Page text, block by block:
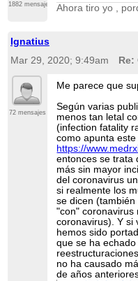
1882 mensajes Ahora tiro yo ,
Ignatius
Mar 29, 2020; 9:49am
72 mensajes
Me parece que
Según varias
menos tan letal
(infection fatality
como apunta
https://
entonces se trata
más sin mayor
del coronavirus
si realmente los
se dicen
"con" coronavirus
coronavirus). Y si
hemos sido
que se ha
no ha causado
de años